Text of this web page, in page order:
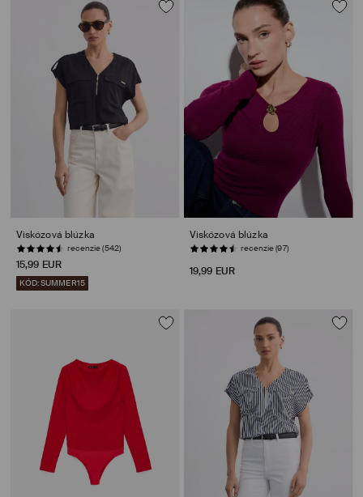
Viskózová blúzka
recenzie (542)
15,99 EUR
KÓD: SUMMER15
Viskózová blúzka
POSLEDNÉ KUSY
19,99 EUR